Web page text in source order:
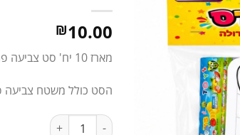
₪10.00
מארז 10 יח' סט צביעה פרפר לילדים
הסט כולל משטח צביעה
כמות של מארז 10 יח' סט צביעה פרפר לילדים